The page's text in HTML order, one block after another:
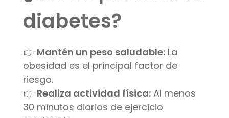
diabetes?
👉 Mantén un peso saludable: La
obesidad es el principal factor de
riesgo.
👉 Realiza actividad física: Al menos
30 minutos diarios de ejercicio